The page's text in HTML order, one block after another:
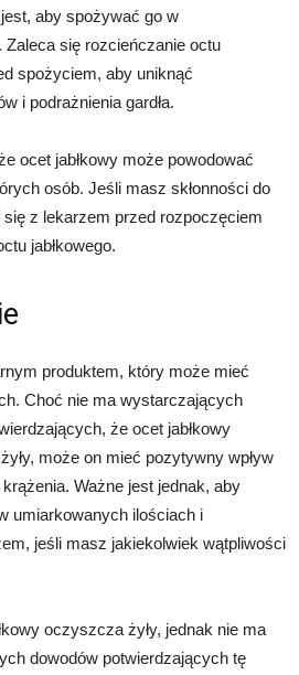
aby spożywać go w
się rozcieńczanie octu
spożyciem, aby uniknąć
i podrażnienia gardła.
ocet jabłkowy może powodować
osób. Jeśli masz skłonności do
z lekarzem przed rozpoczęciem
jabłkowego.
produktem, który może mieć
Choć nie ma wystarczających
że ocet jabłkowy
może on mieć pozytywny wpływ
Ważne jest jednak, aby
umiarkowanych ilościach i
jeśli masz jakiekolwiek wątpliwości
oczyszcza żyły, jednak nie ma
dowodów potwierdzających tę